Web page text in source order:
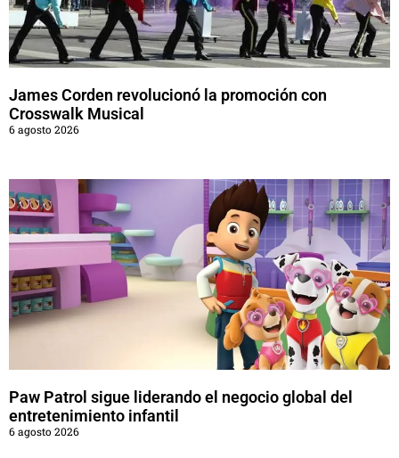
James Corden revolucionó la promoción con
Crosswalk Musical
6 agosto 2026
Paw Patrol sigue liderando el negocio global del
entretenimiento infantil
6 agosto 2026